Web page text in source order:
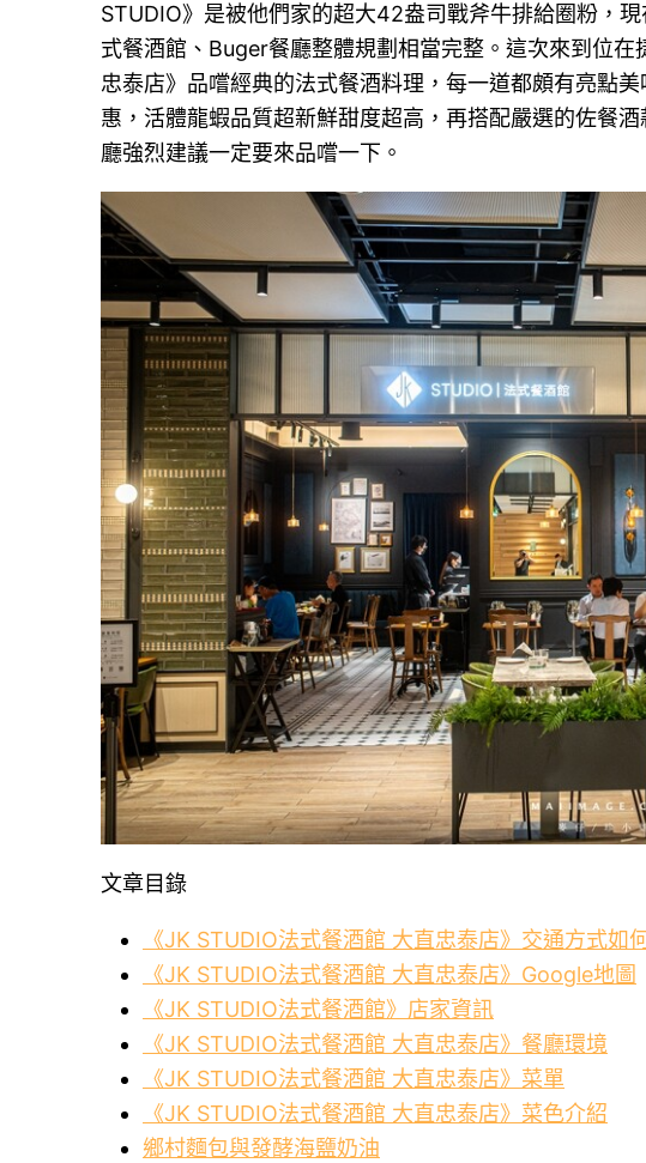
STUDIO》是被他們家的超大42盎司戰斧牛排給圈粉，
式餐酒館、Buger餐廳整體規劃相當完整。這次來到位
忠泰店》品嚐經典的法式餐酒料理，每一道都頗有亮點
惠，活體龍蝦品質超新鮮甜度超高，再搭配嚴選的佐餐
廳強烈建議一定要來品嚐一下。
文章目錄
《JK STUDIO法式餐酒館 大直忠泰店》交通方式如
《JK STUDIO法式餐酒館 大直忠泰店》Google地圖
《JK STUDIO法式餐酒館》店家資訊
《JK STUDIO法式餐酒館 大直忠泰店》餐廳環境
《JK STUDIO法式餐酒館 大直忠泰店》菜單
《JK STUDIO法式餐酒館 大直忠泰店》菜色介紹
鄉村麵包與發酵海鹽奶油